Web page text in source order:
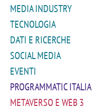
MEDIA INDUSTRY
TECNOLOGIA
DATI E RICERCHE
SOCIAL MEDIA
EVENTI
PROGRAMMATIC ITALIA
METAVERSO E WEB 3